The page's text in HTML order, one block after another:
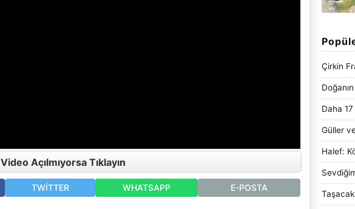
Video Açılmıyorsa Tıklayın
TWITTER WHATSAPP E-POSTA
Çirkin
Daha 17
Güller
Halef: